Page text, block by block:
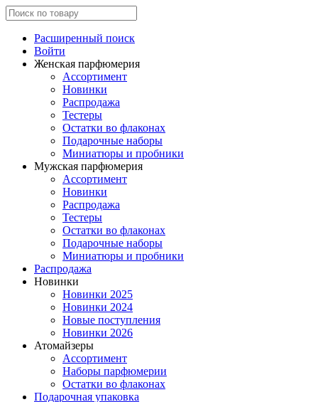
Расширенный поиск
Войти
Женская парфюмерия
Ассортимент
Новинки
Распродажа
Тестеры
Остатки во флаконах
Подарочные наборы
Миниатюры и пробники
Мужская парфюмерия
Ассортимент
Новинки
Распродажа
Тестеры
Остатки во флаконах
Подарочные наборы
Миниатюры и пробники
Распродажа
Новинки
Новинки 2025
Новинки 2024
Новые поступления
Новинки 2026
Атомайзеры
Ассортимент
Наборы парфюмерии
Остатки во флаконах
Подарочная упаковка